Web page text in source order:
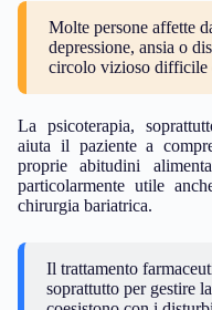
Molte persone affette
depressione, ansia o
circolo vizioso difficile
La psicoterapia,
aiuta il paziente a
proprie abitudini
particolarmente utile
chirurgia bariatrica.
Il trattamento
soprattutto per gestire